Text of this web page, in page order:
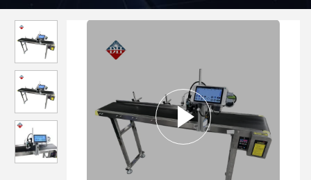
huevo